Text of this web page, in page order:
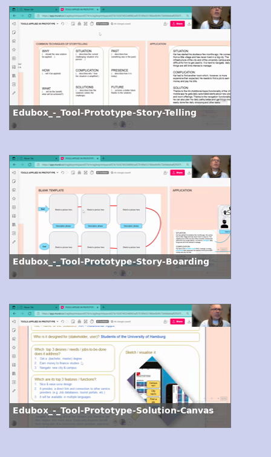
Edubox_-_Tool-Prototype-Story-Telling
Edubox_-_Tool-Prototype-Story-Boarding
Edubox_-_Tool-Prototype-Solution-Canvas